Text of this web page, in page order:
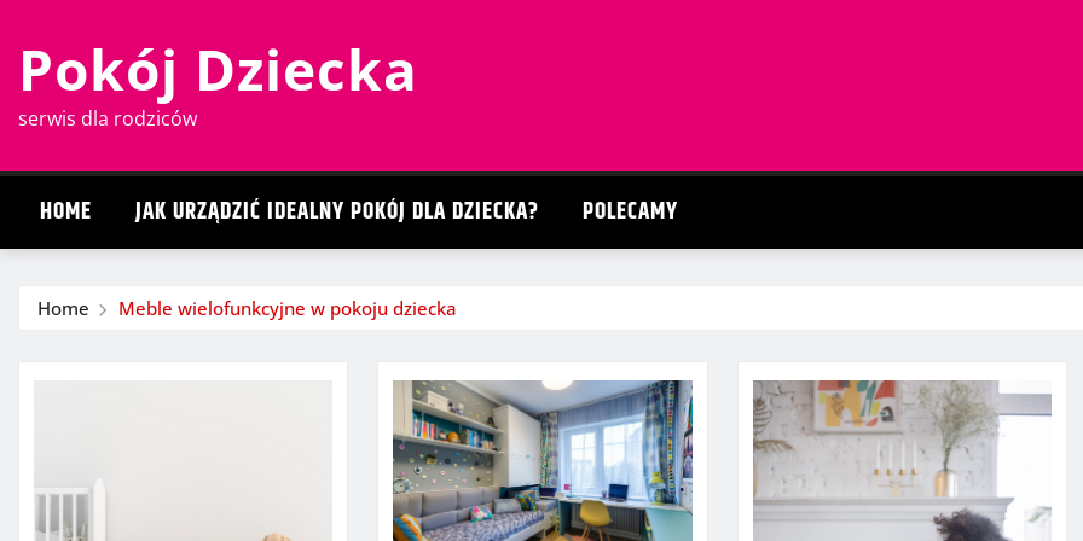
content
Pokój Dziecka
serwis dla rodziców
HOME JAK URZĄDZIĆ IDEALNY POKÓJ DLA DZIECKA? POLECAMY
Home Meble wielofunkcyjne w pokoju dziecka